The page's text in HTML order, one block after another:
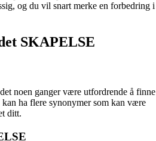
og du vil snart merke en forbedring i
SKAPELSE
noen ganger være utfordrende å finne
ha flere synonymer som kan være
ditt.